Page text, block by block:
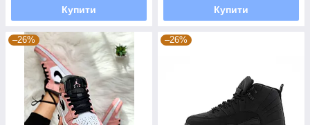
Купити Купити
–26% –26%